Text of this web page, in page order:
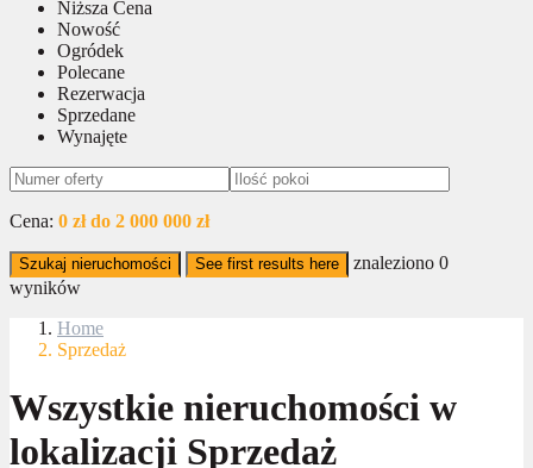
Niższa Cena
Nowość
Ogródek
Polecane
Rezerwacja
Sprzedane
Wynajęte
Cena: 0 zł do 2 000 000 zł
Szukaj nieruchomości See first results here znaleziono 0
wyników
Home
Sprzedaż
Wszystkie nieruchomości w
lokalizacji Sprzedaż